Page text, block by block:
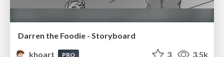
Darren the Foodie - Storyboard
khoart
PRO 3 3.5k